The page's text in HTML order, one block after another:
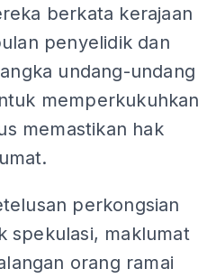
berkata kerajaan
penyelidik dan
undang-undang
memperkukuhkan
memastikan hak
perkongsian
spekulasi, maklumat
orang ramai